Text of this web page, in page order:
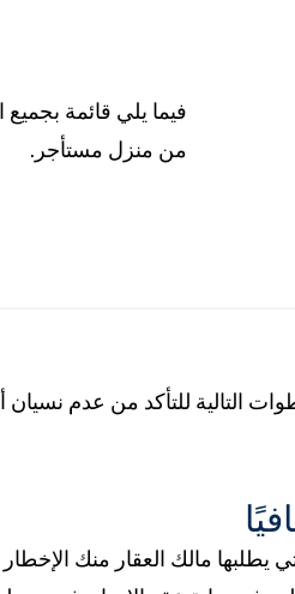
فيما يلي قائمة بجميع
من منزل مستأجر.
https://
التالية للتأكد من
يطلبها مالك العقار منك